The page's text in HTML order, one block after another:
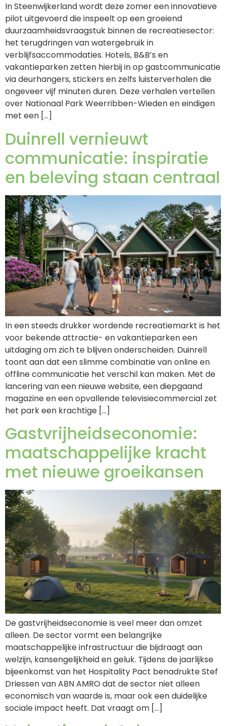
In Steenwijkerland wordt deze zomer een innovatieve
pilot uitgevoerd die inspeelt op een groeiend
duurzaamheidsvraagstuk binnen de recreatiesector:
het terugdringen van watergebruik in
verblijfsaccommodaties. Hotels, B&B’s en
vakantieparken zetten hierbij in op gastcommunicatie
via deurhangers, stickers en zelfs luisterverhalen die
ongeveer vijf minuten duren. Deze verhalen vertellen
over Nationaal Park Weerribben-Wieden en eindigen
met een […]
Duinrell vernieuwt
communicatie: inspiratie
en beleving staan centraal
In een steeds drukker wordende recreatiemarkt is het
voor bekende attractie- en vakantieparken een
uitdaging om zich te blijven onderscheiden. Duinrell
toont aan dat een slimme combinatie van online en
offline communicatie het verschil kan maken. Met de
lancering van een nieuwe website, een diepgaand
magazine en een opvallende televisiecommercial zet
het park een krachtige […]
Gastvrijheidseconomie:
maatschappelijke kracht
met nieuwe groeikansen
De gastvrijheidseconomie is veel meer dan omzet
alleen. De sector vormt een belangrijke
maatschappelijke infrastructuur die bijdraagt aan
welzijn, kansengelijkheid en geluk. Tijdens de jaarlijkse
bijeenkomst van het Hospitality Pact benadrukte Stef
Driessen van ABN AMRO dat de sector niet alleen
economisch van waarde is, maar ook een duidelijke
sociale impact heeft. Dat vraagt om […]